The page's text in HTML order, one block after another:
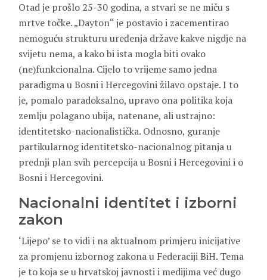
Otad je prošlo 25-30 godina, a stvari se ne miču s
mrtve točke. „Dayton“ je postavio i zacementirao
nemoguću strukturu uređenja države kakve nigdje na
svijetu nema, a kako bi ista mogla biti ovako
(ne)funkcionalna. Cijelo to vrijeme samo jedna
paradigma u Bosni i Hercegovini žilavo opstaje. I to
je, pomalo paradoksalno, upravo ona politika koja
zemlju polagano ubija, natenane, ali ustrajno:
identitetsko-nacionalistička. Odnosno, guranje
partikularnog identitetsko-nacionalnog pitanja u
prednji plan svih percepcija u Bosni i Hercegovini i o
Bosni i Hercegovini.
Nacionalni identitet i izborni
zakon
‘Lijepo’ se to vidi i na aktualnom primjeru inicijative
za promjenu izbornog zakona u Federaciji BiH. Tema
je to koja se u hrvatskoj javnosti i medijima već dugo